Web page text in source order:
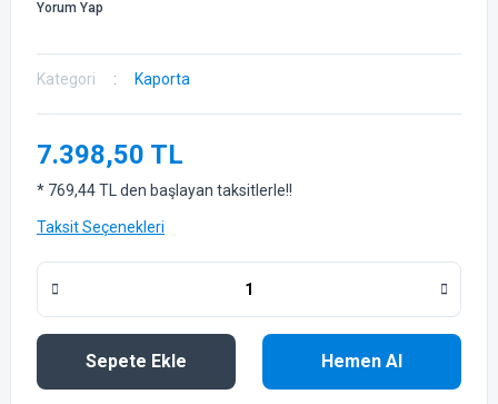
Yorum Yap
Kategori Kaporta
7.398,50 TL
* 769,44 TL den başlayan taksitlerle!!
Taksit Seçenekleri
Sepete Ekle Hemen Al